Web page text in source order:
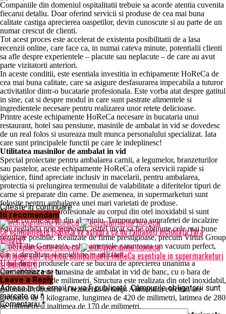
Companiile din domeniul ospitalitatii trebuie sa acorde atentia cuvenita
fiecarui detaliu. Doar oferind servicii si produse de cea mai buna
calitate castiga aprecierea oaspetilor, devin cunoscute si au parte de un
numar crescut de clienti.
Tot acest proces este accelerat de existenta posibilitatii de a lasa
recenzii online, care face ca, in numai cateva minute, potentialii clienti
sa afle despre experientele – placute sau neplacute – de care au avut
parte vizitatorii anteriori.
In aceste conditii, este esentiala investitia in echipamente HoReCa de
cea mai buna calitate, care sa asigure desfasurarea impecabila a tuturor
activitatilor dintr-o bucatarie profesionala. Este vorba atat despre gatitul
in sine, cat si despre modul in care sunt pastrate alimentele si
ingredientele necesare pentru realizarea unor retete delicioase.
Printre aceste echipamente HoReCa necesare in bucataria unui
restaurant, hotel sau pensiune, masinile de ambalat in vid se dovedesc
de un real folos si usureaza mult munca personalului specializat. Iata
care sunt principalele functii pe care le indeplinesc!
Utilitatea masinilor de ambalat in vid
Special proiectate pentru ambalarea carnii, a legumelor, branzeturilor
sau pastelor, aceste echipamente HoReCa ofera servicii rapide si
igienice, fiind apreciate inclusiv in macelarii, pentru ambalarea,
protectia si prelungirea termenului de valabilitate a diferitelor tipuri de
carne si preparate din carne. De asemenea, in supermarketuri sunt
folosite pentru ambalarea unei mari varietati de produse.
Masinile de vidat profesionale au corpul din otel inoxidabil si sunt
dotate cu role si tije din aluminiu. Temperatura suprafetei de incalzire
este reglabila prin termostat, astfel incat sa fie obtinute cele mai bune
rezultate posibile. Realizate de firme prestigioase, precum Virtus Group
GmbH din Germania, echipamentele garanteaza un vacuum perfect,
dar si simplitate si rapiditate in utilizare.
Unul dintre produsele care se bucura de aprecierea unanima a
specialistilor este o masina de ambalat in vid de banc, cu o bara de
etansare de 400 de milimetri. Structura este realizata din otel inoxidabil,
garantand robustete si rezistenta in timp. Alimentata electric, are
greutatea de 9 kilograme, lungimea de 420 de milimetri, latimea de 280
de milimetri si inaltimea de 170 de milimetri.
Citeste in continuare
Iti recomandam
Ce echipamente HoReCa va asigura ca nu ramaneti niciodata fara
gheata?
Vitrinele self-service, echipamente HoReCa esentiale in supermarketuri
si benzinarii
Comenteaza si tu
Leave a Reply
Adresa ta de email nu va fi publicată. Câmpurile obligatorii sunt
marcate cu *
Comentariu*